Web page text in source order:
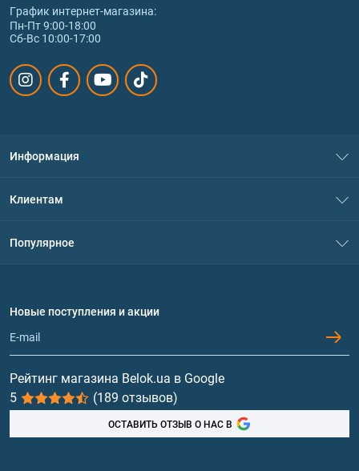
График интернет‑магазина:
Пн-Пт 9:00-18:00
Сб-Вс 10:00-17:00
Информация
Политика конфиденциальности
Обмен и возврат
Клиентам
Популярное
Протеин
Гейнеры
Витамины и минералы
Рыбий жир, жирные кислоты
Новые поступления и акции
Рейтинг магазина Belok.ua в Google
5
(189 отзывов)
ОСТАВИТЬ ОТЗЫВ О НАС В